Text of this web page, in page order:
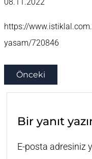
https://
yasam/720846
Önceki
Bir yanıt
E-posta adresiniz